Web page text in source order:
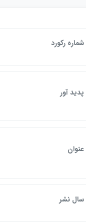
شماره رکورد
پديد آور
عنوان
سال نشر